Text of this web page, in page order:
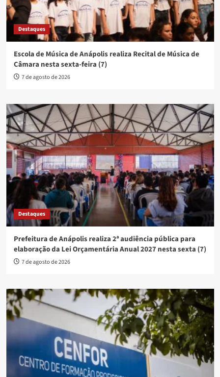
Destaques
Escola de Música de Anápolis realiza Recital de Música de
Câmara nesta sexta-feira (7)
7 de agosto de 2026
Destaques
Prefeitura de Anápolis realiza 2ª audiência pública para
elaboração da Lei Orçamentária Anual 2027 nesta sexta (7)
7 de agosto de 2026